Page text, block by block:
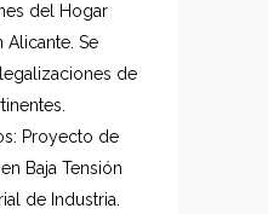
del Hogar
Alicante. Se
de
Proyecto de
Baja Tensión
de Industria.